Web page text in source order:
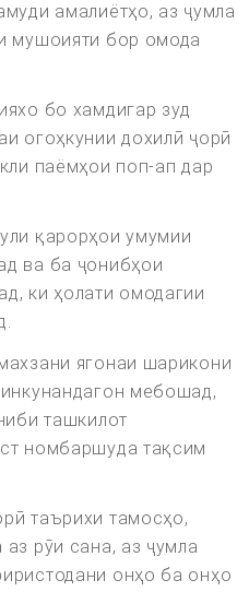
амалиётҳо, аз ҷумла
мушоияти бор омода
бо хамдигар зуд
огоҳкунии дохилӣ ҷорӣ
паёмҳои поп-ап дар
қарорҳои умумии
ва ба ҷонибҳои
ки ҳолати омодагии
ягонаи шарикони
мебошад,
ташкилот
номбаршуда тақсим
таърихи тамосҳо,
рӯи сана, аз ҷумла
онҳо ба онҳо